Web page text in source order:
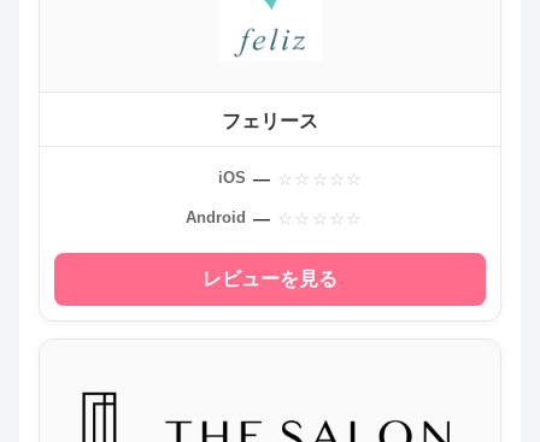
フェリース
iOS —
Android —
レビューを見る